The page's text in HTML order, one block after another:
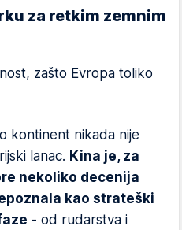
za retkim zemnim
zašto Evropa toliko
kontinent nikada nije
lanac. Kina je, za
nekoliko decenija
kao strateški
- od rudarstva i